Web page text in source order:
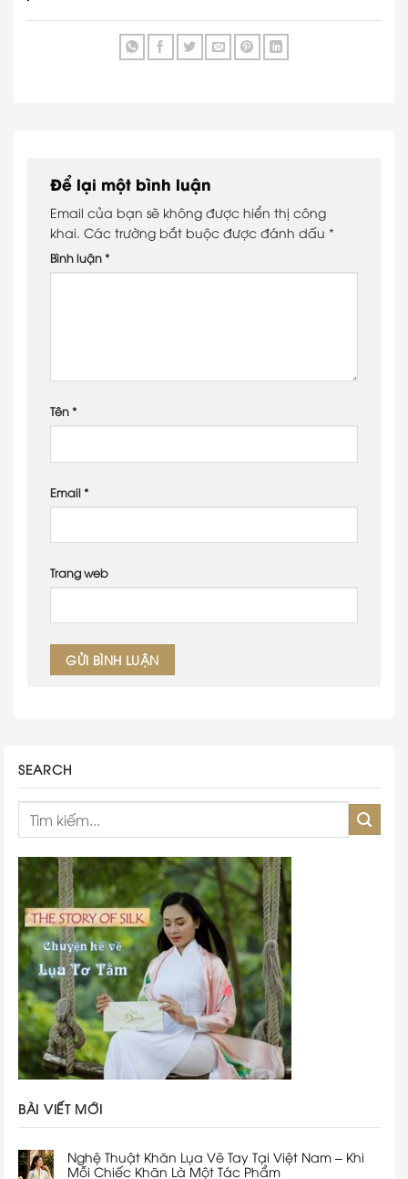
Để lại một bình luận
Email của bạn sẽ không được hiển thị công
khai. Các trường bắt buộc được đánh dấu *
Bình luận *
Tên *
Email *
Trang web
SEARCH
BÀI VIẾT MỚI
Nghệ Thuật Khăn Lụa Vẽ Tay Tại Việt Nam – Khi
Mỗi Chiếc Khăn Là Một Tác Phẩm